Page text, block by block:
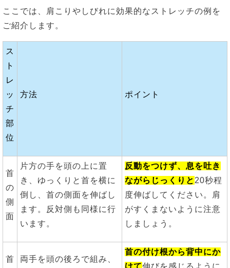
ここでは、肩こりやしびれに効果的なストレッチの例を
ご紹介します。
ス
ト
レ
ッ
チ
部
位
方法 ポイント
首
の
側
面
片方の手を頭の上に置
き、ゆっくりと首を横に
倒し、首の側面を伸ばし
ます。反対側も同様に行
います。
反動をつけず、息を吐き
ながらじっくりと 20秒程
度伸ばしてください。肩
がすくまないように注意
しましょう。
首
両手を頭の後ろで組み、
首の付け根から背中にか
けて伸びを感じるように